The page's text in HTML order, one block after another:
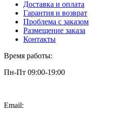
Доставка и оплата
Гарантия и возврат
Проблема с заказом
Размещение заказа
Контакты
Время работы:
Пн-Пт 09:00-19:00
Email: